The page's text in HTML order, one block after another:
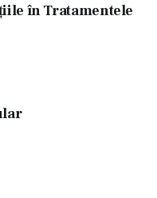
în Tratamentele